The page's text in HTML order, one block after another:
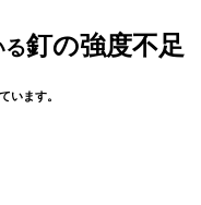
釘の強度不足
います。